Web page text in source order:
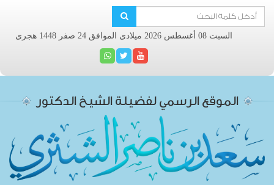
السبت 08 أغسطس 2026 ميلادى الموافق 24 صفر 1448 هجرى
الموقع الرسمي لفضيلة الشيخ الدكتور